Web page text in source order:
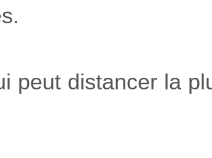
peut distancer la